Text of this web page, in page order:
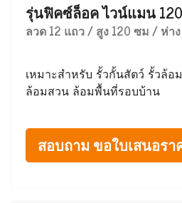
รุ่นฟิคซ์ล็อค ไวน์แมน
ลวด 12 แถว / สูง 120 ซม / ห่า
เหมาะสำหรับ รั้วกั้นสัตว์ รั้วล้อ
ล้อมสวน ล้อมพื้นที่รอบบ้าน
สอบถาม ขอใบเสนอรา